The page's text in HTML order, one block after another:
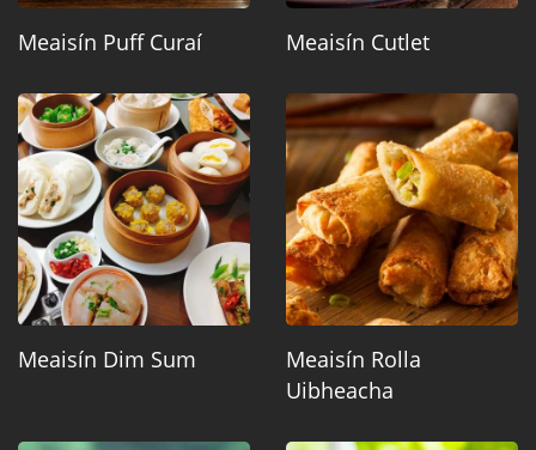
Meaisín Puff Curaí Meaisín Cutlet
Meaisín Dim Sum
Meaisín Rolla
Uibheacha